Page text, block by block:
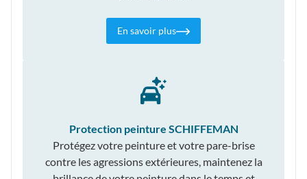
En savoir plus
Protection peinture SCHIFFEMAN
Protégez votre peinture et votre pare-brise
contre les agressions extérieures, maintenez la